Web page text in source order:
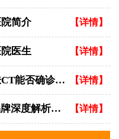
简介 【详情】
医生 【详情】
白斑用手搓不变红，皮肤CT能否确诊白癜风？ 【详情】
`308准分子激光治疗仪品牌深度解析：专业视角下的优选指南` 【详情】